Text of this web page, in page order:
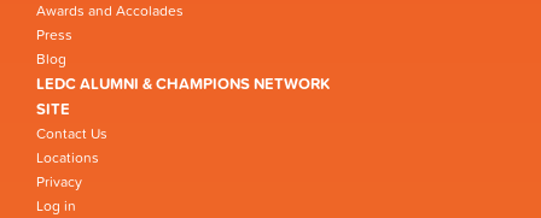
Awards and Accolades
Press
Blog
LEDC ALUMNI & CHAMPIONS NETWORK
SITE
Contact Us
Locations
Privacy
Log in